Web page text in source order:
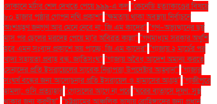
দোকানে মর্টার শেল দেখতে পেয়ে ৯৯৯-এ কল"কেনেডি হত্যাকাণ্ডের বিষয়ে
৮০ হাজার পৃষ্ঠার গোপন নথি প্রকাশ" "ক্ষমতায় থাকা অবস্থায় নির্বাচনে
অংশগ্রহণ জনগণ আর মেনে নেবে না: জি এম কাদের" "গণ–অভ্যুত্থানের ছয়
মাস পর ছেলের মরদেহ পেয়ে মা'র অবিরত কান্না" "গণমাধ্যম সরকার অখুশি
হবে এমন সংবাদ প্রকাশে ভয় পাচ্ছে: জি এম কাদের" "গাজায় ২ মার্চের পর
খাদ্য সহায়তা প্রবাহ বন্ধ: জাতিসংঘ" "গাজায় অবৈধ আদেশ অমান্য করতে
সেনাদের প্রতি ইসরায়েলের সাবেক নিরাপত্তা উপদেষ্টার আহ্বান"' "গাজার
সংঘর্ষ বন্ধের জন্য আলোচনার প্রতি ইসরায়েল ও হামাসের আগ্রহ" "গাজীপুরে
হামলা: ওসি প্রত্যাহার"গোসলের আগে না পরে"ঘরের বাতাসে দূষণ: সুস্থ
থাকার জন্য করণীয়"."চট্টগ্রামের আঞ্চলিক ভাষায় রোহিঙ্গাদের জন্য প্রধান